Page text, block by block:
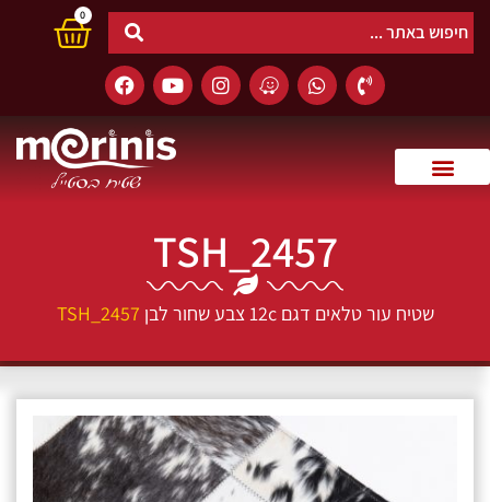
0
TSH_2457
שטיח עור טלאים דגם 12c צבע שחור לבן TSH_2457